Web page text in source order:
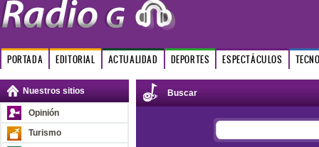
PORTADA EDITORIAL ACTUALIDAD DEPORTES ESPECTÁCULOS
Nuestros sitios
Opinión
Turismo
Buscar